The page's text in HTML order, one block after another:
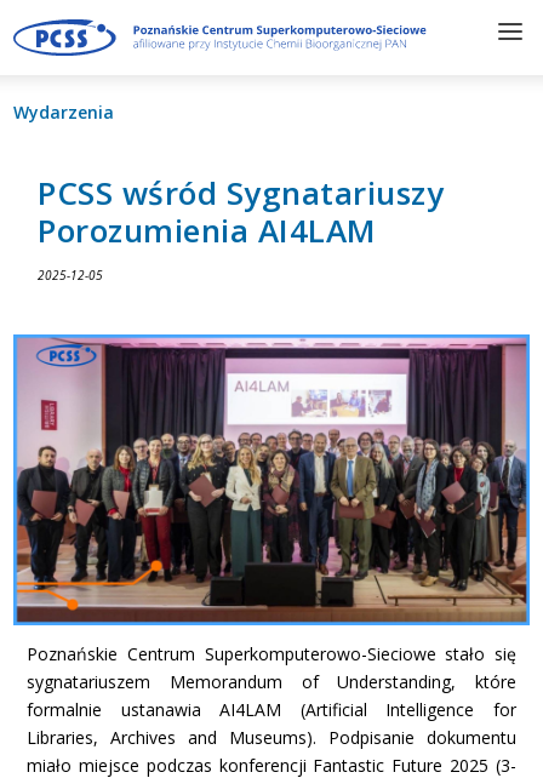
Wydarzenia
PCSS wśród Sygnatariuszy
Porozumienia AI4LAM
2025-12-05
Poznańskie Centrum Superkomputerowo-Sieciowe stało się
sygnatariuszem Memorandum of Understanding, które
formalnie ustanawia AI4LAM (Artificial Intelligence for
Libraries, Archives and Museums). Podpisanie dokumentu
miało miejsce podczas konferencji Fantastic Future 2025 (3-